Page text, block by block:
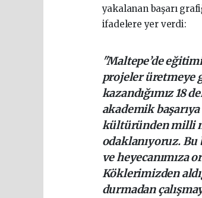
yakalanan başarı
ifadelere yer verdi:
"Maltepe’de
projeler üretmeye
kazandığımız 18
akademik
kültüründen milli
odaklanıyoruz.
ve
Köklerimizden
durmadan